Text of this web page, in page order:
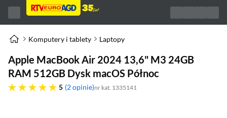
Komputery i tablety Laptopy
Apple MacBook Air 2024 13,6" M3 24GB
RAM 512GB Dysk macOS Północ
5
pięć gwiazdek 2 opinie nr kat. 1335141